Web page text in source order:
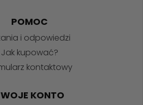
POMOC
i odpowiedzi
Jak kupować?
kontaktowy
KONTO